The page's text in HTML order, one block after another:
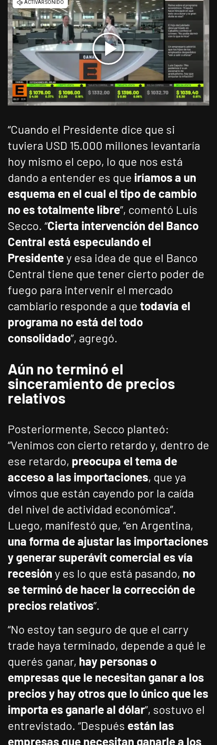
“Cuando el Presidente dice que si
tuviera USD 15.000 millones levantaría
hoy mismo el cepo, lo que nos está
dando a entender es que iríamos a un
esquema en el cual el tipo de cambio
no es totalmente libre”, comentó Luis
Secco. “Cierta intervención del Banco
Central está especulando el
Presidentey esa idea de que el Banco
Central tiene que tener cierto poder de
fuego para intervenir el mercado
cambiario responde a que todavía el
programa no está del todo
consolidado”, agregó.
Aún no terminó el
sinceramiento de precios
relativos
Posteriormente, Secco planteó:
“Venimos con cierto retardo y, dentro de
ese retardo, preocupa el tema de
acceso a las importaciones, que ya
vimos que están cayendo por la caída
del nivel de actividad económica”.
Luego, manifestó que, “en Argentina,
una forma de ajustar las importaciones
y generar superávit comercial es vía
recesión y es lo que está pasando, no
se terminó de hacer la corrección de
precios relativos”.
“No estoy tan seguro de que el carry
trade haya terminado, depende a qué le
querés ganar, hay personas o
empresas que le necesitan ganar a los
precios y hay otros que lo único que les
importa es ganarle al dólar”, sostuvo el
entrevistado. “Después están las
empresas que necesitan ganarle a los